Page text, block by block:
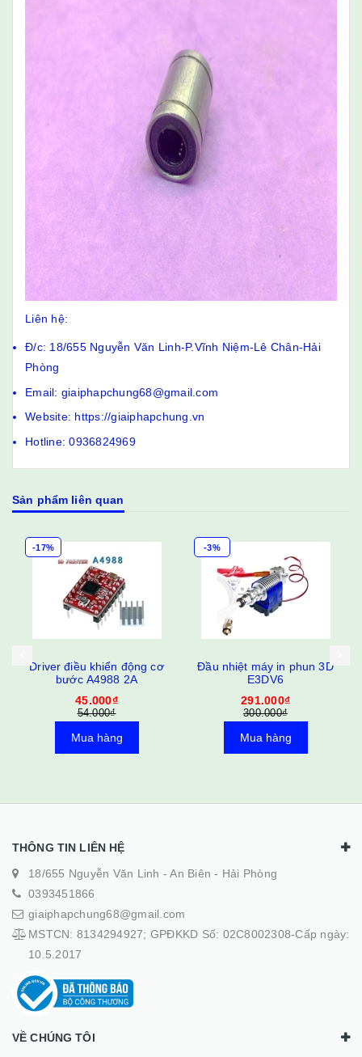
Liên hệ:
Đ/c: 18/655 Nguyễn Văn Linh-P.Vĩnh Niệm-Lê Chân-Hải
Phòng
Email: giaiphapchung68@gmail.com
Website: https://giaiphapchung.vn
Hotline: 0936824969
Sản phẩm liên quan
-17%
Driver điều khiển động cơ
bước A4988 2A
45.000₫
54.000₫
Mua hàng
-3%
Đầu nhiệt máy in phun 3D
E3DV6
291.000₫
300.000₫
Mua hàng
THÔNG TIN LIÊN HỆ
18/655 Nguyễn Văn Linh - An Biên - Hải Phòng
0393451866
giaiphapchung68@gmail.com
MSTCN: 8134294927; GPĐKKD Số: 02C8002308-Cấp ngày:
10.5.2017
VỀ CHÚNG TÔI